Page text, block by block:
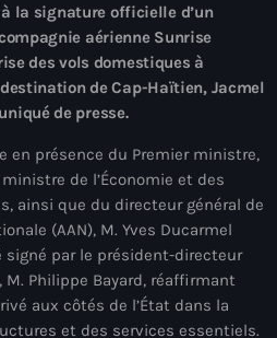
la signature officielle d’un
aérienne Sunrise
des vols domestiques à
de Cap-Haïtien, Jacmel
de presse.
en présence du Premier ministre,
de l’Économie et des
ainsi que du directeur général de
(AAN), M. Yves Ducarmel
signé par le président-directeur
M. Philippe Bayard, réaffirmant
aux côtés de l’État dans la
et des services essentiels.